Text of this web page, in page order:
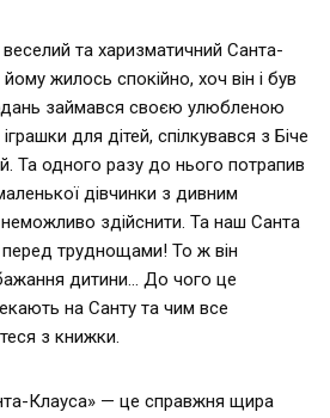
та харизматичний Санта-
жилось спокійно, хоч він і був
займався своєю улюбленою
для дітей, спілкувався з Біче
Та одного разу до нього потрапив
дівчинки з дивним
здійснити. Та наш Санта
перед труднощами! То ж він
дитини… До чого це
на Санту та чим все
з книжки.
Клауса» — це справжня щира